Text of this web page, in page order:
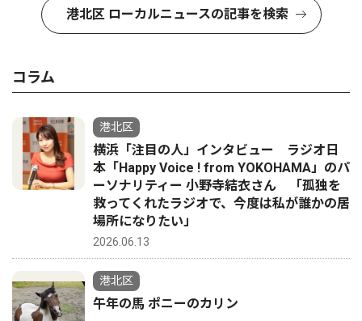
港北区 ローカルニュースの記事を検索
コラム
港北区
横浜「注目の人」インタビュー ラジオ日
本「Happy Voice ! from YOKOHAMA」のパ
ーソナリティー 小野寺結衣さん 「孤独を
救ってくれたラジオで、今度は私が誰かの居
場所になりたい」
2026.06.13
港北区
午年の馬 ポニーのカリン